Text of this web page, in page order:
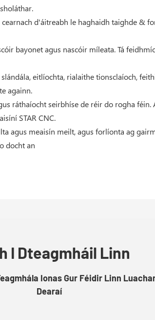
d'áitreabh le haghaidh taighde &
bayonet agus nascóir míleata. Tá
eitlíochta, rialaithe tionsclaíoch,
againn.
ráthaíocht seirbhíse de réir do rogha
STAR CNC.
agus meaisín meilt, agus forlíonta ag
docht an
I Dteagmháil Linn
Ionas Gur Féidir Linn
Dearaí